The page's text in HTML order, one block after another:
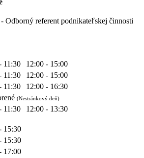
- Odborný referent podnikateľskej činnosti
11:30
12:00 - 15:00
11:30
12:00 - 15:00
11:30
12:00 - 16:30
(Nestránkový deň)
11:30
12:00 - 13:30
15:30
15:30
17:00